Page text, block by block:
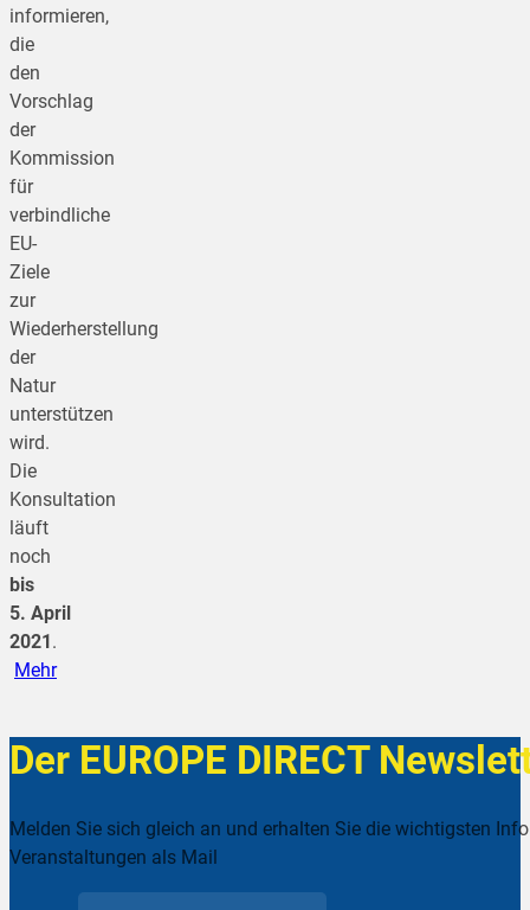
informieren,
die
den
Vorschlag
der
Kommission
für
verbindliche
EU-
Ziele
zur
Wiederherstellung
der
Natur
unterstützen
wird.
Die
Konsultation
läuft
noch
bis
5. April
2021.
Mehr
Der EUROPE DIRECT
Melden Sie sich gleich an und erhalten Sie die wichtigsten
Veranstaltungen als Mail